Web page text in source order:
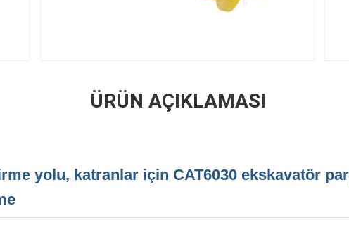
ÜRÜN AÇIKLAMASI
yolu, katranlar için CAT6030 ekskavatör